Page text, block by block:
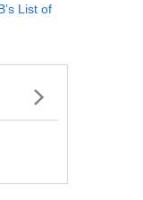
List of